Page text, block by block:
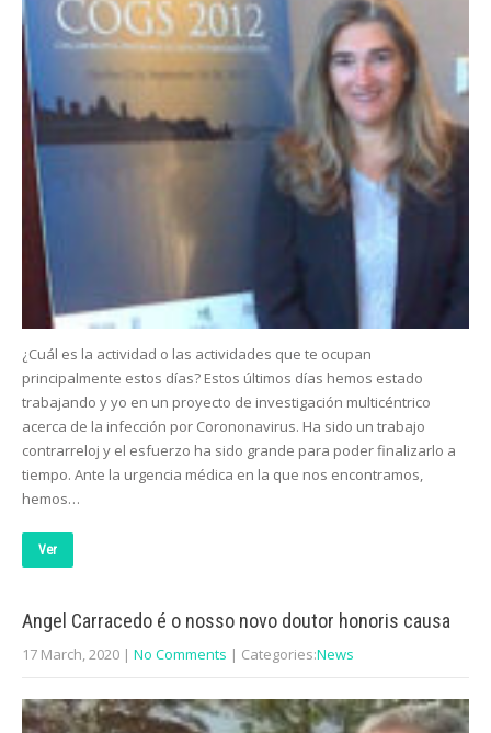
¿Cuál es la actividad o las actividades que te ocupan
principalmente estos días? Estos últimos días hemos estado
trabajando y yo en un proyecto de investigación multicéntrico
acerca de la infección por Corononavirus. Ha sido un trabajo
contrarreloj y el esfuerzo ha sido grande para poder finalizarlo a
tiempo. Ante la urgencia médica en la que nos encontramos,
hemos…
Ver
Angel Carracedo é o nosso novo doutor honoris causa
17 March, 2020 | No Comments | Categories:News